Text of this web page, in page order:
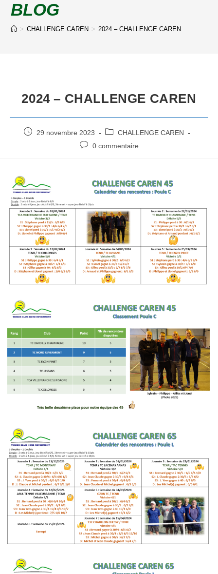
BLOG
> CHALLENGE CAREN > 2024 – CHALLENGE CAREN
2024 – CHALLENGE CAREN
29 novembre 2023
CHALLENGE CAREN
0 commentaire